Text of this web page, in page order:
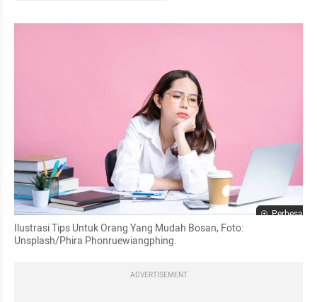
Perbesar
Ilustrasi Tips Untuk Orang Yang Mudah Bosan, Foto:
Unsplash/Phira Phonruewiangphing.
ADVERTISEMENT